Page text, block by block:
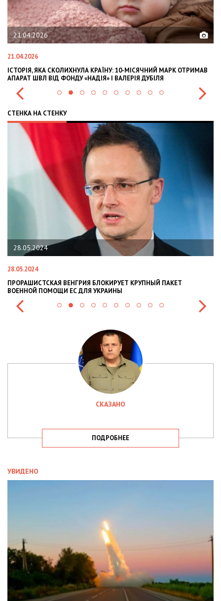
21.04.2026
21.04.2026
ІСТОРІЯ, ЯКА СКОЛИХНУЛА КРАЇНУ: 10-МІСЯЧНИЙ МАРК ОТРИМАВ
АПАРАТ ШВЛ ВІД ФОНДУ «НАДІЯ» І ВАЛЕРІЯ ДУБІЛЯ
СТЕНКА НА СТЕНКУ
28.05.2024
28.05.2024
ПРОРАШИСТСКАЯ ВЕНГРИЯ БЛОКИРУЕТ КРУПНЫЙ ПАКЕТ
ВОЕННОЙ ПОМОЩИ ЕС ДЛЯ УКРАИНЫ
СКАЗАНО
ПОДРОБНЕЕ
УВИДЕНО